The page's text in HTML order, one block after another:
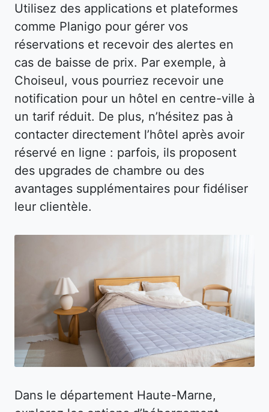
Utilisez des applications et plateformes
comme Planigo pour gérer vos
réservations et recevoir des alertes en
cas de baisse de prix. Par exemple, à
Choiseul, vous pourriez recevoir une
notification pour un hôtel en centre-ville à
un tarif réduit. De plus, n’hésitez pas à
contacter directement l’hôtel après avoir
réservé en ligne : parfois, ils proposent
des upgrades de chambre ou des
avantages supplémentaires pour fidéliser
leur clientèle.
Dans le département Haute-Marne,